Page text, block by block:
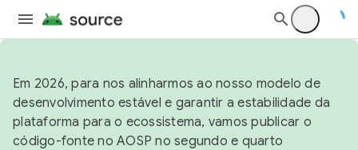
Em 2026, para nos alinharmos ao nosso modelo de
desenvolvimento estável e garantir a estabilidade da
plataforma para o ecossistema, vamos publicar o
código-fonte no AOSP no segundo e quarto